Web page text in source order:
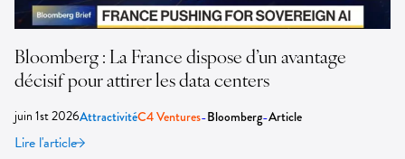
Bloomberg : La France dispose d’un avantage
décisif pour attirer les data centers
juin 1st 2026AttractivitéC4 Ventures-Bloomberg-Article
Lire l'article